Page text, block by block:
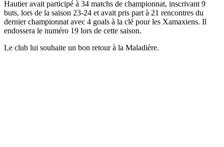
Hautier avait participé à 34 matchs de championnat, inscrivant 9
buts, lors de la saison 23-24 et avait pris part à 21 rencontres du
dernier championnat avec 4 goals à la clé pour les Xamaxiens. Il
endossera le numéro 19 lors de cette saison.
Le club lui souhaite un bon retour à la Maladière.